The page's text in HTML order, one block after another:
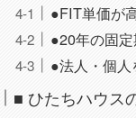
●FIT単価が
●20年の固
●法人・個
■ ひたちハウス